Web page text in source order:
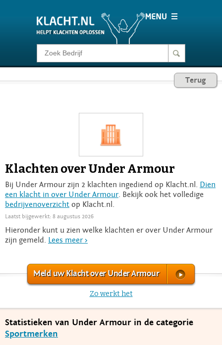
Klacht melden
Login
Terug
Klachten over Under Armour
Bij Under Armour zijn 2 klachten ingediend op Klacht.nl. Dien
een klacht in over Under Armour. Bekijk ook het volledige
bedrijvenoverzicht op Klacht.nl.
Laatst bijgewerkt: 8 augustus 2026
Hieronder kunt u zien welke klachten er over Under Armour
zijn gemeld. Lees meer >
Meld uw Klacht over Under Armour
Zo werkt het
Statistieken van Under Armour in de categorie
Sportmerken